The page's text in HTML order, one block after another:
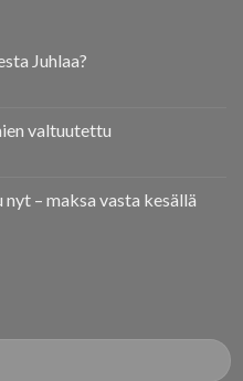
Juhlaa?
valtuutettu
– maksa vasta kesällä